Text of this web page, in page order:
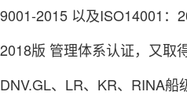
9001-2015 以及ISO14001：
2018版 管理体系认证，又取
DNV.GL、LR、KR、RINA